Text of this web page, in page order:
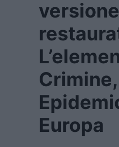
versione
Crimine,
Europa